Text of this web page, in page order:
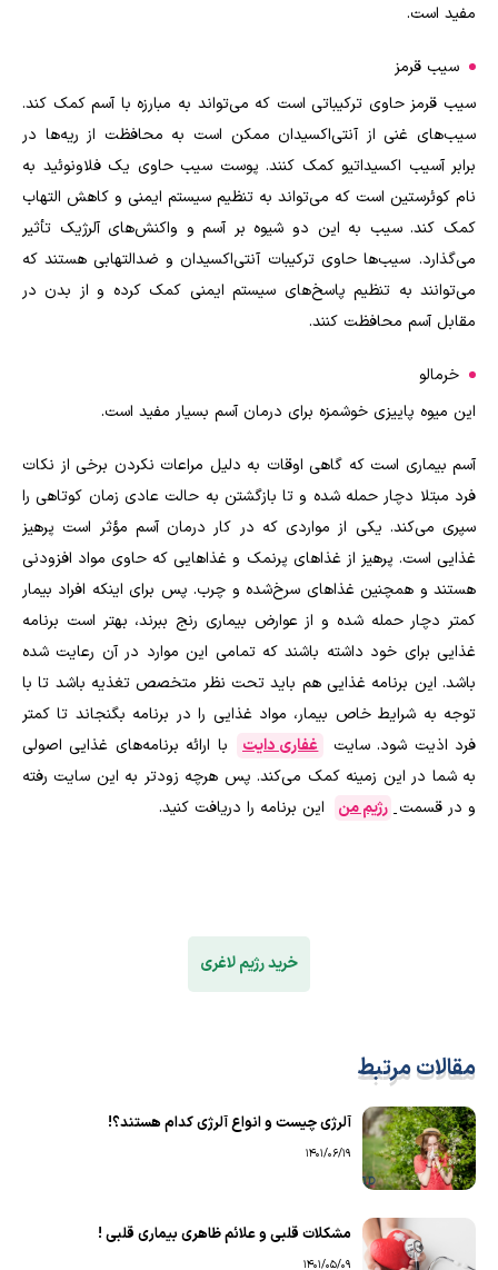
مفید است.
سیب قرمز
سیب قرمز حاوی ترکیباتی است که می‌تواند به مبارزه با آسم کمک کند.
سیب‌های غنی از آنتی‌اکسیدان ممکن است به محافظت از ریه‌ها در
برابر آسیب اکسیداتیو کمک کنند. پوست سیب حاوی یک فلاونوئید به
نام کوئرستین است که می‌تواند به تنظیم سیستم ایمنی و کاهش التهاب
کمک کند. سیب به این دو شیوه بر آسم و واکنش‌های آلرژیک تأثیر
می‌گذارد. سیب‌ها حاوی ترکیبات آنتی‌اکسیدان و ضدالتهابی هستند که
می‌توانند به تنظیم پاسخ‌های سیستم ایمنی کمک کرده و از بدن در
مقابل آسم محافظت کنند.
خرمالو
این میوه پاییزی خوشمزه برای درمان آسم بسیار مفید است.
آسم بیماری است که گاهی اوقات به دلیل مراعات نکردن برخی از نکات
فرد مبتلا دچار حمله شده و تا بازگشتن به حالت عادی زمان کوتاهی را
سپری می‌کند. یکی از مواردی که در کار درمان آسم مؤثر است پرهیز
غذایی است. پرهیز از غذاهای پرنمک و غذاهایی که حاوی مواد افزودنی
هستند و همچنین غذاهای سرخ‌شده و چرب. پس برای اینکه افراد بیمار
کمتر دچار حمله شده و از عوارض بیماری رنج ببرند، بهتر است برنامه
غذایی برای خود داشته باشند که تمامی این موارد در آن رعایت شده
باشد. این برنامه غذایی هم باید تحت نظر متخصص تغذیه باشد تا با
توجه به شرایط خاص بیمار، مواد غذایی را در برنامه بگنجاند تا کمتر
فرد اذیت شود. سایت
غفاری دایت
با ارائه برنامه‌های غذایی اصولی
به شما در این زمینه کمک می‌کند. پس هرچه زودتر به این سایت رفته
و در قسمت رژیم من این برنامه را دریافت کنید.
خرید رژیم لاغری
مقالات مرتبط
آلرژی چیست و انواع آلرژی کدام هستند؟!
1401/06/19
مشکلات قلبی و علائم ظاهری بیماری قلبی !
1401/05/09